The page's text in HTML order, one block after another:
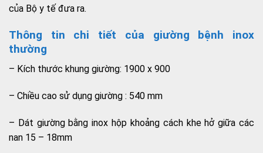
của Bộ y tế đưa ra.
Thông tin chi tiết của giường bệnh inox
thường
– Kích thước khung giường: 1900 x 900
– Chiều cao sử dụng giường : 540 mm
– Dát giường bằng inox hộp khoảng cách khe hở giữa các
nan 15 – 18mm